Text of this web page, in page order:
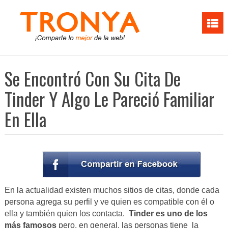
Se Encontró Con Su Cita De
Tinder Y Algo Le Pareció Familiar
En Ella
En la actualidad existen muchos sitios de citas, donde cada
persona agrega su perfil y ve quien es compatible con él o
ella y también quien los contacta. Tinder es uno de los
más famosos pero, en general, las personas tiene la